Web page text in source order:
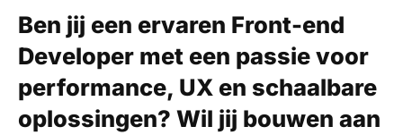
Ben jij een ervaren Front-end
Developer met een passie voor
performance, UX en schaalbare
oplossingen? Wil jij bouwen aan